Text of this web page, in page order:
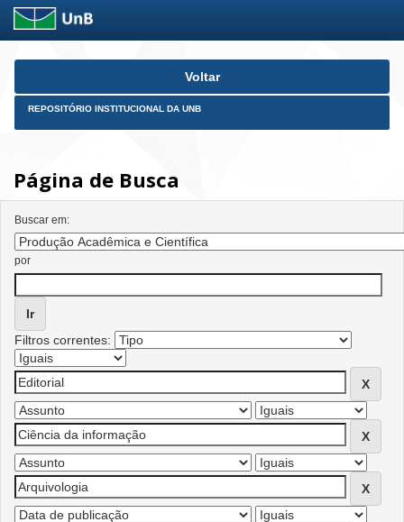
Skip
Voltar
REPOSITÓRIO INSTITUCIONAL DA UNB
Página de Busca
Buscar em:
por
Filtros correntes: